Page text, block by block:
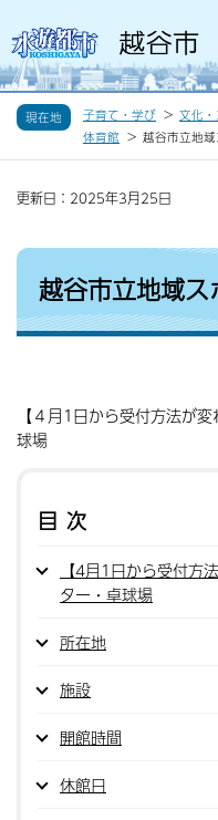
現在地 子育て・学び 文化
体育館
越谷市立地
更新日：2025年3月25日
越谷市立地域
【４月1日から受付方法が
球場
目次
【4月1日から受付方
ター・卓球場
所在地
施設
開館時間
休館日